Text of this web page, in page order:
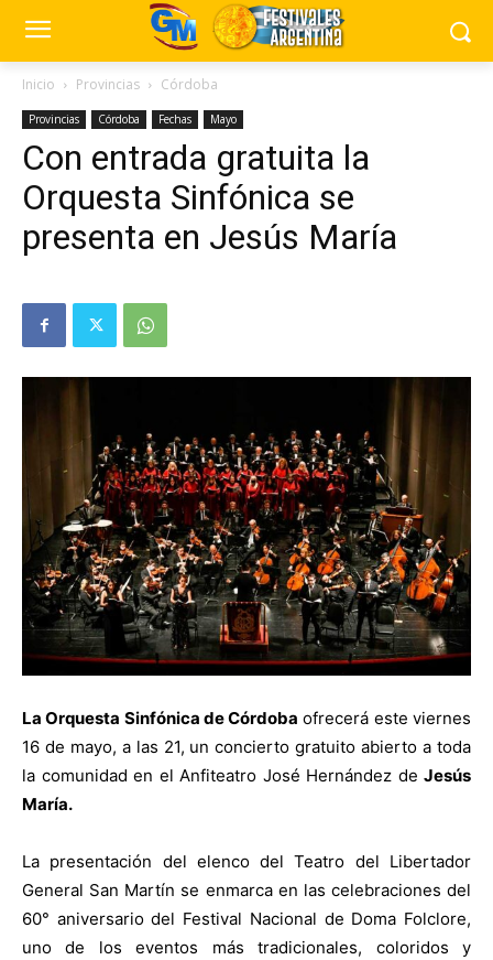
Inicio Provincias Córdoba
Provincias Córdoba Fechas Mayo
Con entrada gratuita la
Orquesta Sinfónica se
presenta en Jesús María
La Orquesta Sinfónica de Córdoba ofrecerá este viernes
16 de mayo, a las 21, un concierto gratuito abierto a toda
la comunidad en el Anfiteatro José Hernández de Jesús
María.
La presentación del elenco del Teatro del Libertador
General San Martín se enmarca en las celebraciones del
60° aniversario del Festival Nacional de Doma Folclore,
uno de los eventos más tradicionales, coloridos y